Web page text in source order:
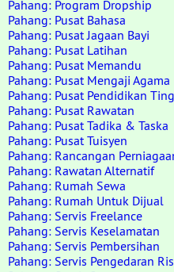
Pahang: Program Dropship
Pahang: Pusat Bahasa
Pahang: Pusat Jagaan Bayi
Pahang: Pusat Latihan
Pahang: Pusat Memandu
Pahang: Pusat Mengaji Agama
Pahang: Pusat Pendidikan
Pahang: Pusat Rawatan
Pahang: Pusat Tadika & Taska
Pahang: Pusat Tuisyen
Pahang: Rancangan
Pahang: Rawatan Alternatif
Pahang: Rumah Sewa
Pahang: Rumah Untuk Dijual
Pahang: Servis Freelance
Pahang: Servis Keselamatan
Pahang: Servis Pembersihan
Pahang: Servis Pengedaran